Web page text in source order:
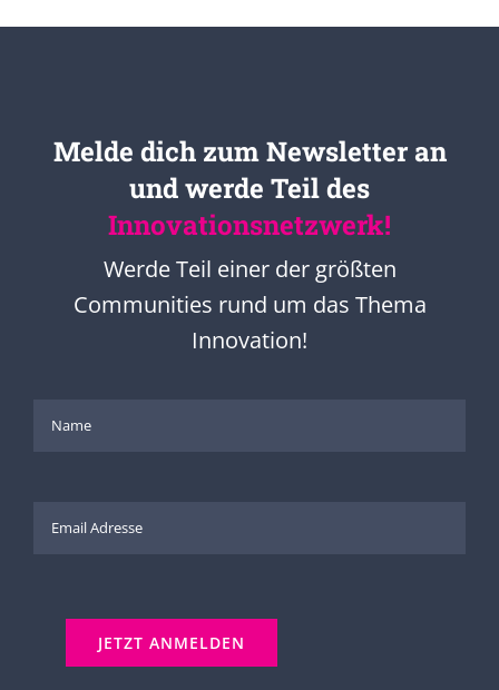
Melde dich zum Newsletter an
und werde Teil des
Innovationsnetzwerk!
Werde Teil einer der größten
Communities rund um das Thema
Innovation!